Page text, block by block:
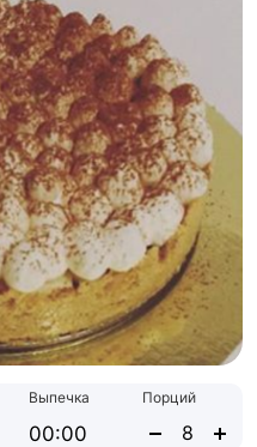
Выпечка
00:00
Порций